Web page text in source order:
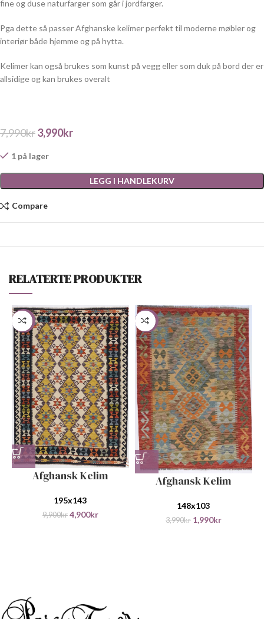
fine og duse naturfarger som går i jordfarger.
Pga dette så passer Afghanske kelimer perfekt til moderne møbler og
interiør både hjemme og på hytta.
Kelimer kan også brukes som kunst på vegg eller som duk på bord der er
allsidige og kan brukes overalt
7,990kr3,990kr
1 på lager
LEGG I HANDLEKURV
Compare
RELATERTE PRODUKTER
-51%
Afghansk Kelim
195x143
9,900kr 4,900kr
-50%
Afghansk Kelim
148x103
3,990kr 1,990kr